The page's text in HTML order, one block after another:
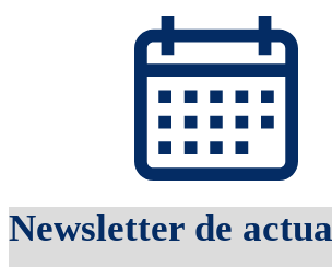
Newsletter de